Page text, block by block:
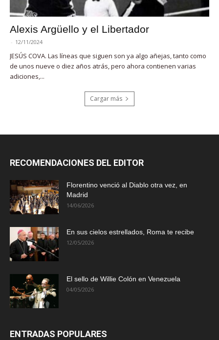
Alexis Argüello y el Libertador
- 12/11/2024
JESÚS COVA. Las líneas que siguen son ya algo añejas, tanto como
de unos nueve o diez años atrás, pero ahora contienen varias
adiciones,...
Cargar más
RECOMENDACIONES DEL EDITOR
Florentino venció al Diablo otra vez, en
Madrid
14/06/2026
En sus cielos estrellados, Roma te recibe
12/05/2026
El sello de Willie Colón en Venezuela
04/05/2026
ENTRADAS POPULARES